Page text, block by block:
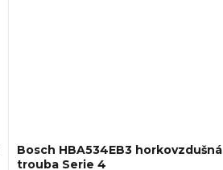
Bosch HBA534EB3 horkovzdušná
trouba Serie 4